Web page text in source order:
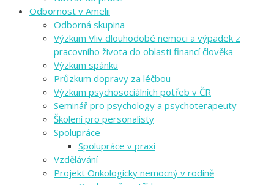
Odbornost v Amelii
Odborná skupina
Výzkum Vliv dlouhodobé nemoci a výpadek z
pracovního života do oblasti financí člověka
Výzkum spánku
Průzkum dopravy za léčbou
Výzkum psychosociálních potřeb v ČR
Seminář pro psychology a psychoterapeuty
Školení pro personalisty
Spolupráce
Spolupráce v praxi
Vzdělávání
Projekt Onkologicky nemocný v rodině